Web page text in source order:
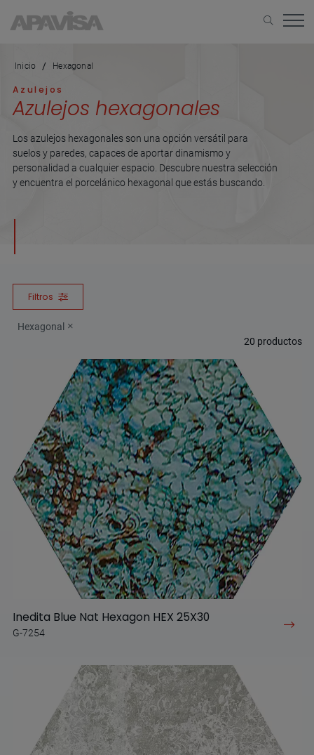
Inicio Hexagonal
Azulejos
Azulejos hexagonales
Los azulejos hexagonales son una opción versátil para
suelos y paredes, capaces de aportar dinamismo y
personalidad a cualquier espacio. Descubre nuestra selección
y encuentra el porcelánico hexagonal que estás buscando.
Filtros
Hexagonal
20 productos
Inedita Blue Nat Hexagon HEX 25X30
G-7254